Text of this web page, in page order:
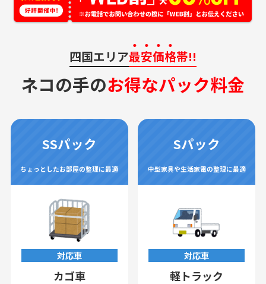
四国エリア最安価格帯!!
ネコの手のお得なパック料金
SSパック
ちょっとしたお部屋の整理に最適
対応車
カゴ車
Sパック
中型家具や生活家電の整理に最適
対応車
軽トラック